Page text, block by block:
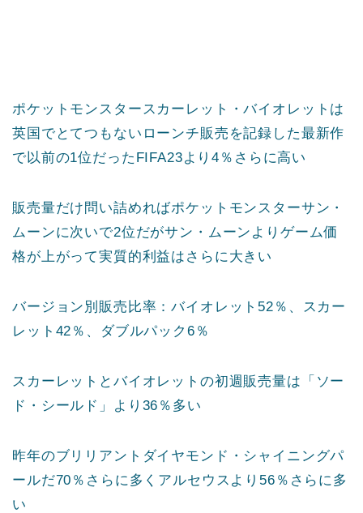
ポケットモンスタースカーレット・バイオレットは
英国でとてつもないローンチ販売を記録した最新作
で以前の1位だったFIFA23より4％さらに高い
販売量だけ問い詰めればポケットモンスターサン・
ムーンに次いで2位だがサン・ムーンよりゲーム価
格が上がって実質的利益はさらに大きい
バージョン別販売比率：バイオレット52％、スカー
レット42％、ダブルパック6％
スカーレットとバイオレットの初週販売量は「ソー
ド・シールド」より36％多い
昨年のブリリアントダイヤモンド・シャイニングパ
ールだ70％さらに多くアルセウスより56％さらに多
い